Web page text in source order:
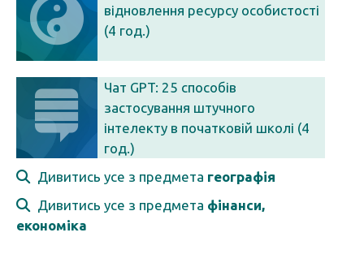
відновлення ресурсу особистості
(4 год.)
Чат GPT: 25 способів
застосування штучного
інтелекту в початковій школі (4
год.)
Дивитись усе з предмета географія
Дивитись усе з предмета фінанси,
економіка